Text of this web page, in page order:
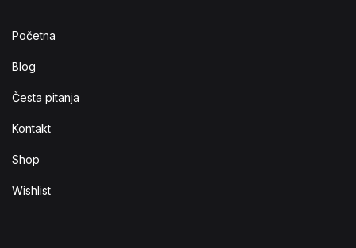
Početna
Blog
Česta pitanja
Kontakt
Shop
Wishlist